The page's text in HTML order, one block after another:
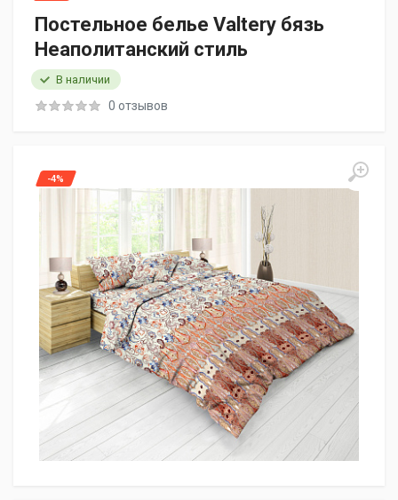
-4%
Постельное белье Valtery бязь
Неаполитанский стиль
0 отзывов
В наличии